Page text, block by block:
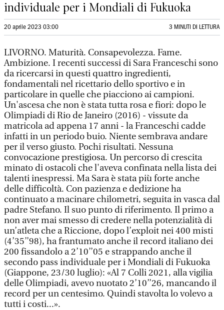
individuale per i Mondiali di Fukuoka
20 aprile 2023 03:00 3 MINUTI DI LETTURA
LIVORNO. Maturità. Consapevolezza. Fame.
Ambizione. I recenti successi di Sara Franceschi sono
da ricercarsi in questi quattro ingredienti,
fondamentali nel ricettario dello sportivo e in
particolare in quelle che piacciono ai campioni.
Un'ascesa che non è stata tutta rosa e fiori: dopo le
Olimpiadi di Rio de Janeiro (2016) - vissute da
matricola ad appena 17 anni - la Franceschi cadde
infatti in un periodo buio. Niente sembrava andare
per il verso giusto. Pochi risultati. Nessuna
convocazione prestigiosa. Un percorso di crescita
minato di ostacoli che l'aveva confinata nella lista dei
talenti inespressi. Ma Sara è stata più forte anche
delle difficoltà. Con pazienza e dedizione ha
continuato a macinare chilometri, seguita in vasca dal
padre Stefano. Il suo punto di riferimento. Il primo a
non aver mai smesso di credere nella potenzialità di
un’atleta che a Riccione, dopo l’exploit nei 400 misti
(4’35’’98), ha frantumato anche il record italiano dei
200 fissandolo a 2’10’’05 e strappando anche il
secondo pass individuale per i Mondiali di Fukuoka
(Giappone, 23/30 luglio): «Al 7 Colli 2021, alla vigilia
delle Olimpiadi, avevo nuotato 2’10’’26, mancando il
record per un centesimo. Quindi stavolta lo volevo a
tutti i costi...».